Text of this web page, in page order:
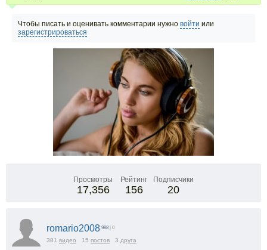
Чтобы писать и оценивать комментарии нужно войти или
зарегистрироваться
Просмотры
17,356
Рейтинг
156
Подписчики
20
romario2008 988 | 0
381 видео 15 постов 3 друга